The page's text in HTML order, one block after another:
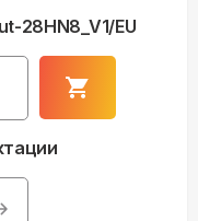
28HN8_V1/EU